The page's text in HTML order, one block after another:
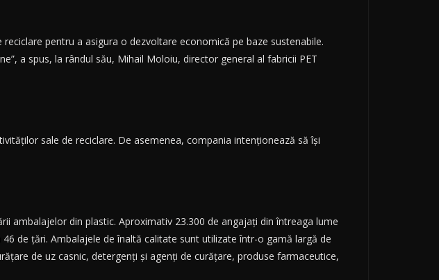
pentru a asigura o dezvoltare economică pe baze sustenabile.
a spus, la rândul său, Mihail Moloiu, director general al fabricii PET
sale de reciclare. De asemenea, compania intenţionează să îşi
ambalajelor din plastic. Aproximativ 23.300 de angajaţi din întreaga lume
de ţări. Ambalajele de înaltă calitate sunt utilizate într-o gamă largă de
de uz casnic, detergenţi şi agenţi de curăţare, produse farmaceutice,